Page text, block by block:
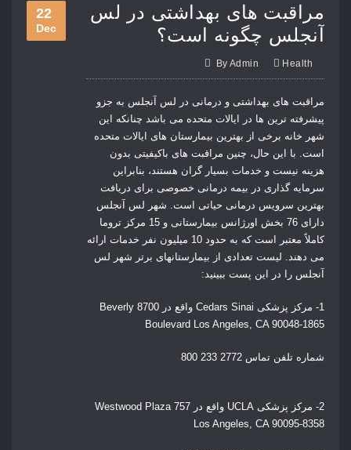
22
Dec
مراقبت های بهداشتی در لس
آنجلس چگونه است؟
ByAdmin Health
مراقبت های بهداشتی و درمانی در لس آنجلس به جزو
پیشرفته ترین ها در ایالات متحده می باشد چنانکه این
شهر خانه برخی از بهترین بیمارستان های ایالات متحده
است. با این حال، چنین مراقبت های باکیفیتی بدون
هزینه نیست و خدمات بسیار گران هستند، بنابراین
سرمایه گذاری در بیمه درمانی خصوصی برای دریافت
بهترین سرویس درمانی حیاتی است. شهر لس آنجلس
دارای 76 بخش اورژانس بیمارستانی و 15 مرکز تروما
کاملاً معتبر است که به حدود 10 میلیون نفر خدمات ارائه
می دهند. لیست تعدادی از بیمارستانهای برتر شهر لس
آنجلس را در این پست ببینید:
1- مرکز پزشکی Cedars Sinai واقع در
8700 Beverly
Boulevard Los Angeles, CA 90048-1865
شماره تلفن تماس 2772 233 800
2- مرکز پزشکی UCLA واقع در
757 Westwood Plaza
Los Angeles, CA 90095-8358